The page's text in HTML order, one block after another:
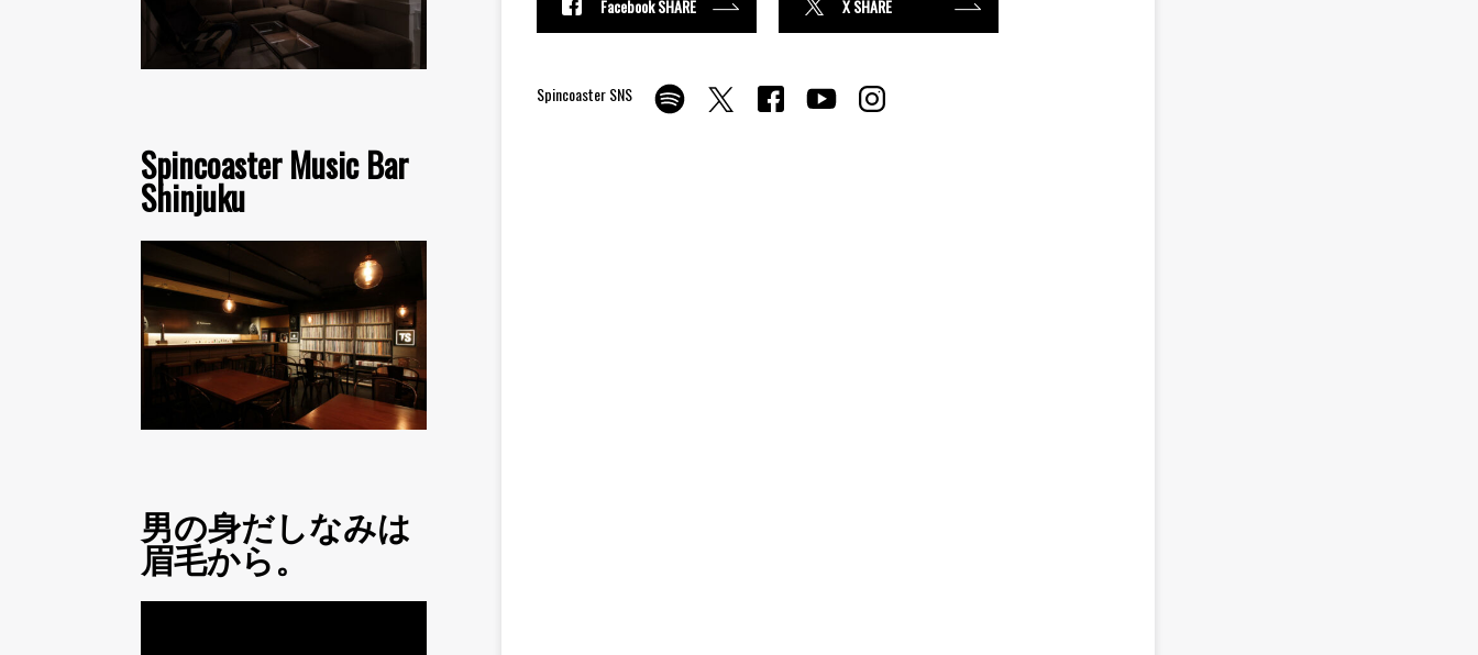
Spincoaster Music Bar
Shinjuku
男の身だしなみは
眉毛から。
Facebook SHARE X SHARE
Spincoaster SNS